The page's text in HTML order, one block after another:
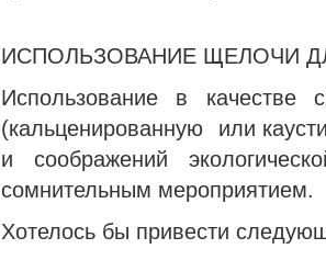
ИСПОЛЬЗОВАНИЕ ЩЕЛОЧИ
Использование в
(кальценированную или
и соображений
сомнительным мероприятием.
Хотелось бы привести